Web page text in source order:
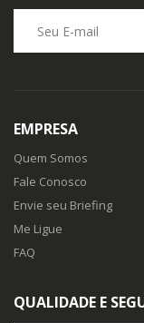
EMPRESA
Quem Somos
Fale Conosco
Envie seu Briefing
Me Ligue
FAQ
QUALIDADE E